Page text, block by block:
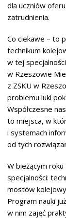
dla uczniów
zatrudnienia.
Co ciekawe – to
technikum
w tej
w Rzeszowie
z ZSKU w
problemu luki
Współczesne
to miejsca, w
i systemach
od tych
W bieżącym
specjalności:
mostów
Program nauki
w nim zajęć